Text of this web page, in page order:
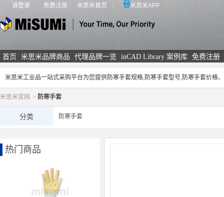
请登录 免费注册 米思米首页 米思米APP
首页 米思米品牌商品 代理品牌一览 inCAD Library 案例库 免费注册
米思米工业品一站式采购平台为您提供防寒手套规格,防寒手套型号,防寒手套价
米思米官网 > 防寒手套
分类 防寒手套
热门商品